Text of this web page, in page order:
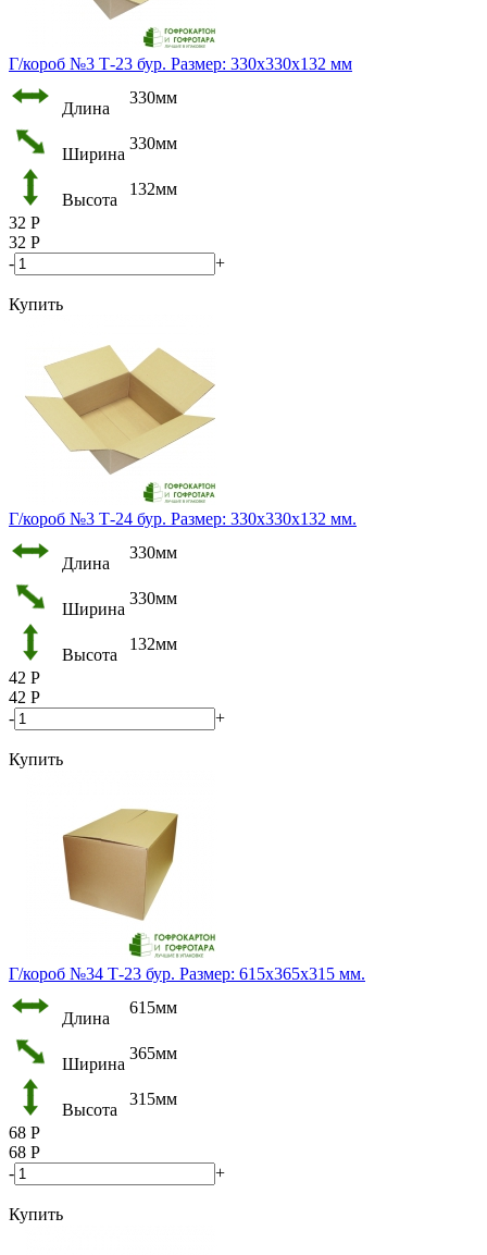
Г/короб №3 Т-23 бур. Размер: 330х330х132 мм
Длина
330мм
Ширина
330мм
Высота
132мм
32 Р
32 Р
-
+
Купить
Г/короб №3 Т-24 бур. Размер: 330х330х132 мм.
Длина
330мм
Ширина
330мм
Высота
132мм
42 Р
42 Р
-
+
Купить
Г/короб №34 Т-23 бур. Размер: 615х365х315 мм.
Длина
615мм
Ширина
365мм
Высота
315мм
68 Р
68 Р
-
+
Купить